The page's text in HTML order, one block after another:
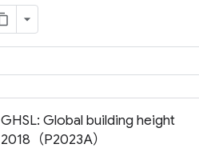
GHSL: Global building height
2018（P2023A）